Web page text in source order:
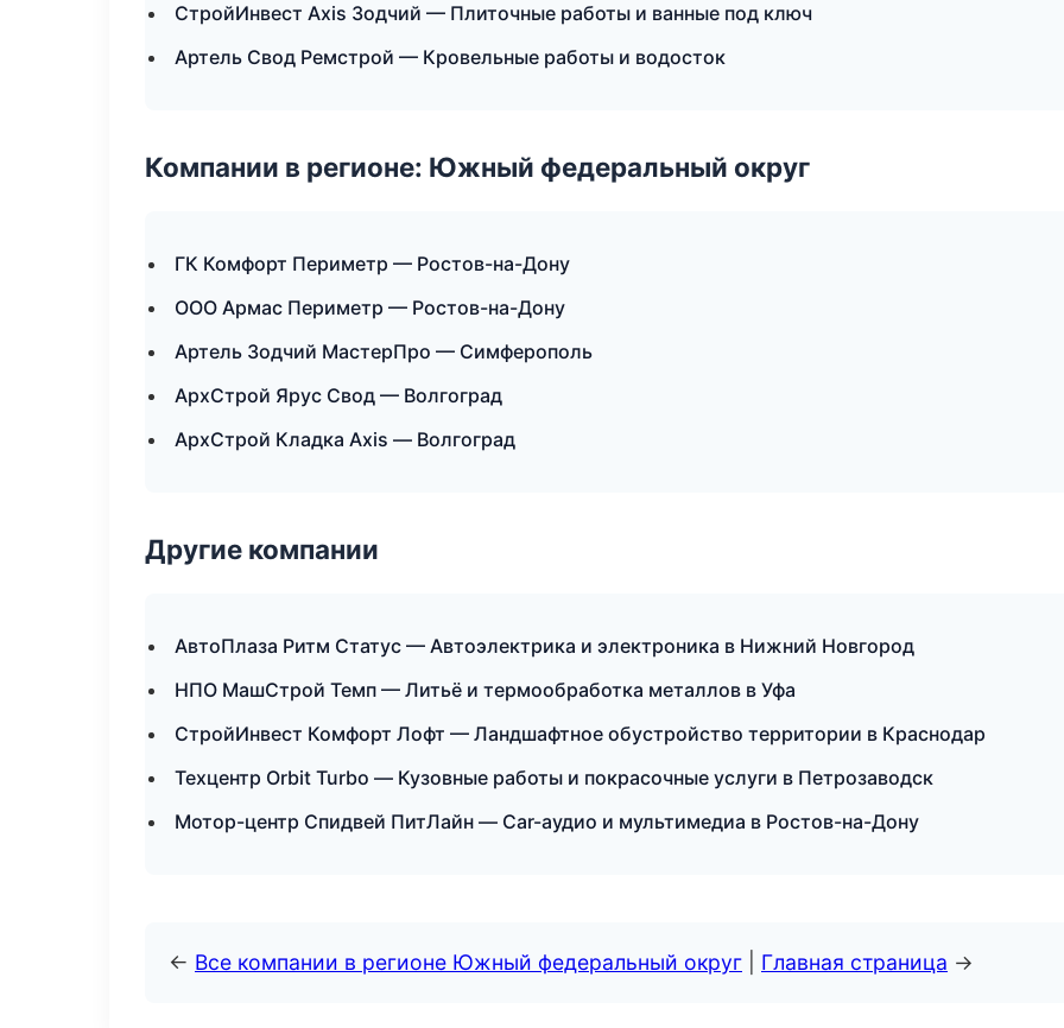
СтройИнвест Axis Зодчий — Плиточные работы и ванные под ключ
Артель Свод Ремстрой — Кровельные работы и водосток
Компании в регионе: Южный федеральный округ
ГК Комфорт Периметр — Ростов-на-Дону
ООО Армас Периметр — Ростов-на-Дону
Артель Зодчий МастерПро — Симферополь
АрхСтрой Ярус Свод — Волгоград
АрхСтрой Кладка Axis — Волгоград
Другие компании
АвтоПлаза Ритм Статус — Автоэлектрика и электроника в Нижний Новгород
НПО МашСтрой Темп — Литьё и термообработка металлов в Уфа
СтройИнвест Комфорт Лофт — Ландшафтное обустройство территории в Краснодар
Техцентр Orbit Turbo — Кузовные работы и покрасочные услуги в Петрозаводск
Мотор-центр Спидвей ПитЛайн — Car-аудио и мультимедиа в Ростов-на-Дону
← Все компании в регионе Южный федеральный округ Главная страница →